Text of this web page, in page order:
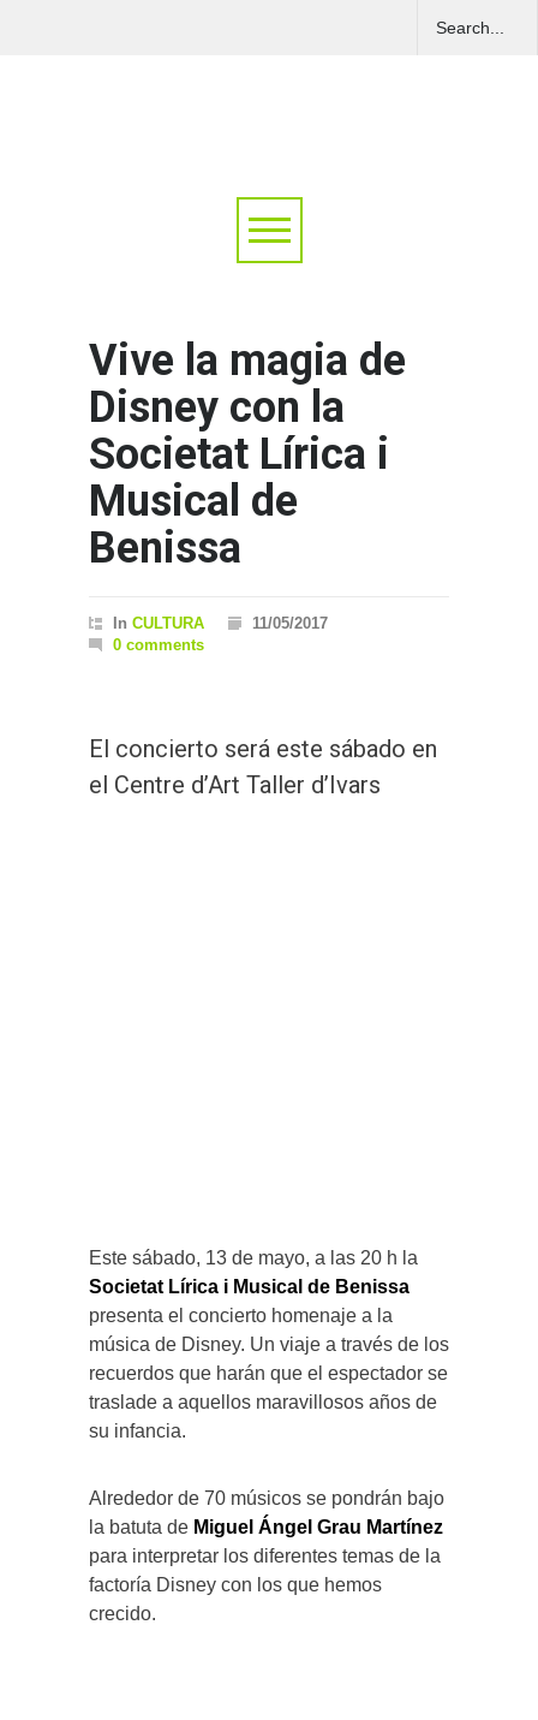
Vive la magia de
Disney con la
Societat Lírica i
Musical de
Benissa
In CULTURA
11/05/2017
0 comments
El concierto será este sábado en
el Centre d’Art Taller d’Ivars
Este sábado, 13 de mayo, a las 20 h la
Societat Lírica i Musical de Benissa
presenta el concierto homenaje a la
música de Disney. Un viaje a través de los
recuerdos que harán que el espectador se
traslade a aquellos maravillosos años de
su infancia.
Alrededor de 70 músicos se pondrán bajo
la batuta de Miguel Ángel Grau Martínez
para interpretar los diferentes temas de la
factoría Disney con los que hemos
crecido.